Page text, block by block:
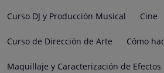
Curso DJ y Producción Musical Cine
Curso de Dirección de Arte Cómo
Maquillaje y Caracterización de Efectos